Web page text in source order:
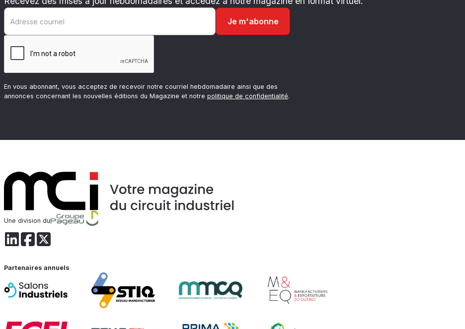
En vous abonnant, vous acceptez de recevoir notre courriel hebdomadaire ainsi que des
annonces concernant les nouvelles éditions du Magazine et notre politique de confidentialité.
Une division du
Partenaires annuels